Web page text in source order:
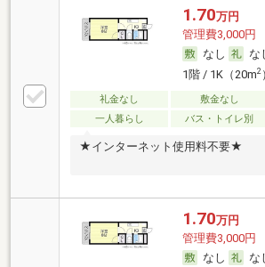
1.70万円
管理費3,000円
なし
な
1階 / 1K（20m2
礼金なし 敷金なし
一人暮らし
バス・トイレ別
★インターネット使用料不要★
1.70万円
管理費3,000円
なし
な